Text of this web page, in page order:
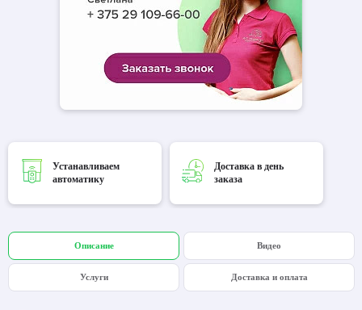
Устанавливаем
автоматику
Доставка в день
заказа
Описание Видео
Услуги Доставка и оплата